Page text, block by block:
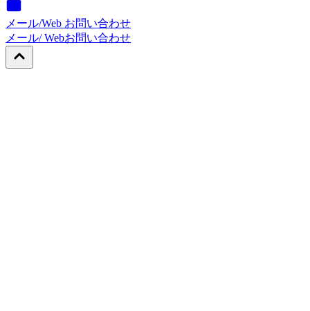
メール/Web お問い合わせ
メール/ Webお問い合わせ